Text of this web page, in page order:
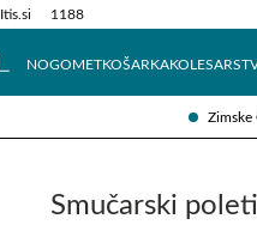
Zimske
Itis.si 1188
NOGOMETKOŠARKA
Tehnik
Smučarski